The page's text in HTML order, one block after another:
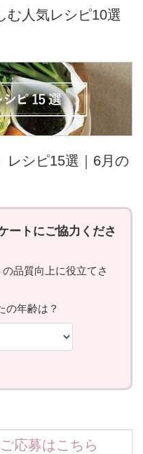
む人気レシピ10選
シピ15選｜6月の
応募はこちら